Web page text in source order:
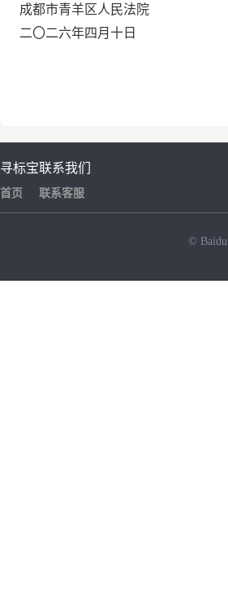
成都市青羊区人民法院
二〇二六年四 月 十 日
寻标宝
首页
联系我们
联系客服
© Baidu